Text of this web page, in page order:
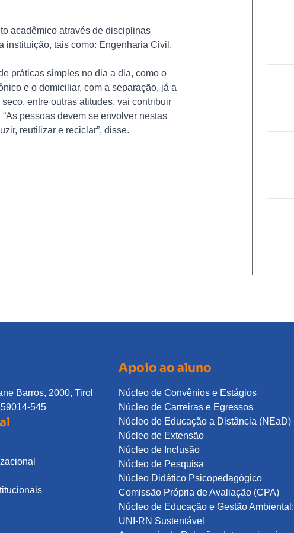
acadêmico através de disciplinas
instituição, tais como: Engenharia Civil,
práticas simples no dia a dia, como o
e o domiciliar, com a separação, já a
entre outras atitudes, vai contribuir
pessoas devem se envolver nestas
reutilizar e reciclar”, disse.
Barros, 2000, Tirol
545
Apoio ao aluno
Núcleo de Convênios e Estágios
Núcleo de Carreiras e Egressos
Núcleo de Educação a Distância (NEaD)
Núcleo de Extensão
Núcleo de Inclusão
Núcleo de Pesquisa
Núcleo Didático Psicopedagógico
Comissão Própria de Avaliação (CPA)
Núcleo de Educação e Gestão Ambiental:
UNI-RN Sustentável